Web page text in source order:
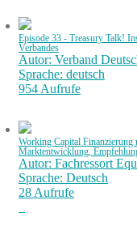
Episode 33 - Treasury Talk!
Verbandes
Autor: Verband
Sprache: deutsch
954 Aufrufe
Working Capital Finanzierung
Marktentwicklung,
Autor: Fachressort
Sprache: Deutsch
28 Aufrufe